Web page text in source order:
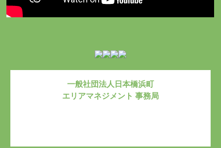
一般社団法人日本橋浜町
エリアマネジメント 事務局